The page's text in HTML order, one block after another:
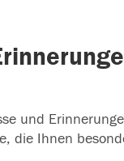
und
die Ihnen